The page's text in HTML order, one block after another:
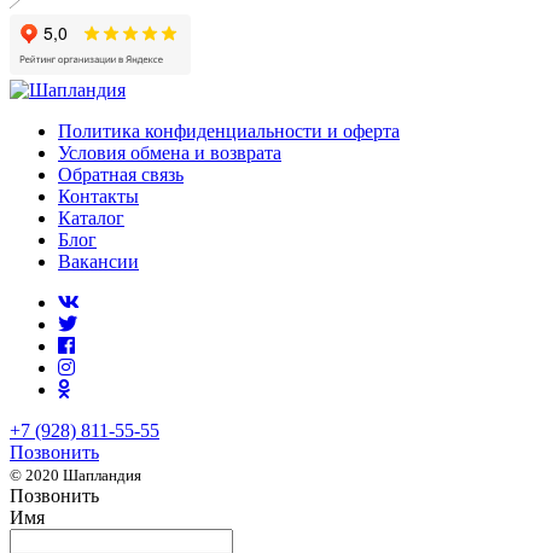
Политика конфиденциальности и оферта
Условия обмена и возврата
Обратная связь
Контакты
Каталог
Блог
Вакансии
+7 (928) 811-55-55
Позвонить
© 2020 Шапландия
Позвонить
Имя